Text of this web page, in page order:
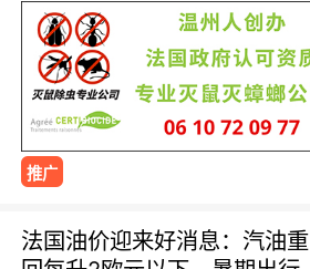
推广
法国油价迎来好消息：汽油重